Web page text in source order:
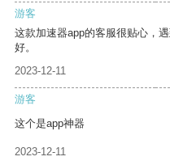
游客
这款加速器app的客服很贴心，
好。
2023-12-11
游客
这个是app神器
2023-12-11